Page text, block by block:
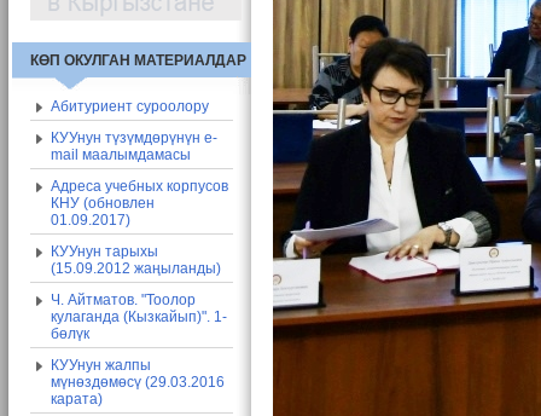
КӨП ОКУЛГАН МАТЕРИАЛДАР
Абитуриент суроолору
КУУнун түзүмдөрүнүн e-
mail маалымдамасы
Адреса учебных корпусов
КНУ (обновлен
01.09.2017)
КУУнун тарыхы
(15.09.2012 жаңыланды)
Ч. Айтматов. "Тоолор
кулаганда (Кызкайып)". 1-
бөлүк
КУУнун жалпы
мүнөздөмөсү (29.03.2016
карата)